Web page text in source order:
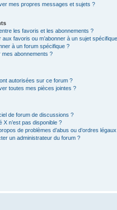
mes propres messages et sujets ?
les favoris et les abonnements ?
aux favoris ou m’abonner à un sujet
à un forum spécifique ?
mes abonnements ?
autorisées sur ce forum ?
toutes mes pièces jointes ?
de forum de discussions ?
X n’est pas disponible ?
de problèmes d’abus ou d’ordres
un administrateur du forum ?